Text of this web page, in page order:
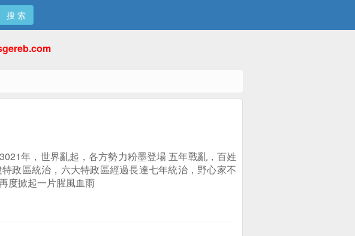
搜 索
年，世界亂起，各方勢力粉墨登場 五年戰亂，百姓
政區統治，六大特政區經過長達七年統治，野心家不
度掀起一片腥風血雨